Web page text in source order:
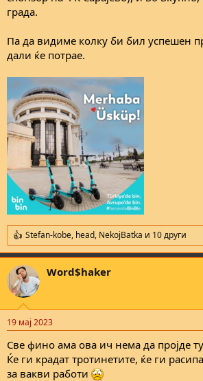
града.
Па да видиме колку би бил успешен
дали ќе потрае.
R
e
a
c
t
i
s
Stefan-kobe, head, NekojBatka и 10 други
Word$haker
19 мај 2023
Све фино ама ова ич нема да пројде
Ќе ги крадат тротинетите, ќе ги
за вакви работи